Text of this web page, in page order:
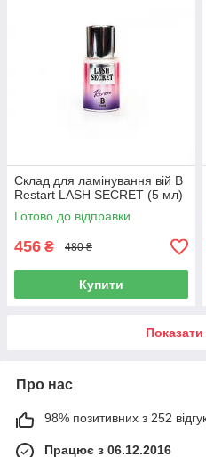
Склад для ламінування вій B
Restart LASH SECRET (5 мл)
Готово до відправки
456 ₴ 480 ₴
Купити
Про нас
98% позитивних з 252
Працює з 06.12.2016